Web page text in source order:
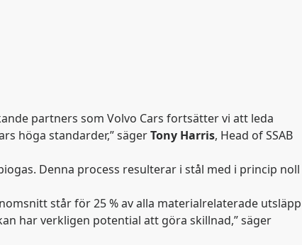
partners som Volvo Cars fortsätter vi att leda
höga standarder,” sägerTony Harris, Head of SSAB
Denna process resulterar i stål med i princip noll
står för 25 % av alla materialrelaterade utsläpp
har verkligen potential att göra skillnad,” säger